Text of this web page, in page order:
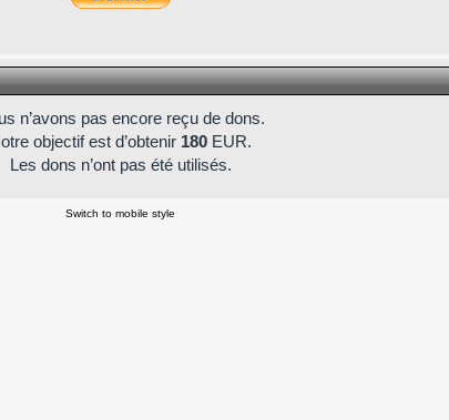
n’avons pas encore reçu de dons.
objectif est d’obtenir 180 EUR.
Les dons n’ont pas été utilisés.
Switch to mobile style